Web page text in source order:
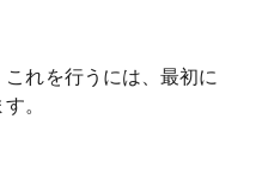
れを行うには、最初に
。